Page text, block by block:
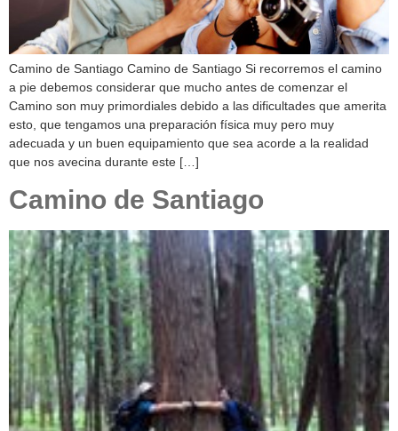
Camino de Santiago Camino de Santiago Si recorremos el camino
a pie debemos considerar que mucho antes de comenzar el
Camino son muy primordiales debido a las dificultades que amerita
esto, que tengamos una preparación física muy pero muy
adecuada y un buen equipamiento que sea acorde a la realidad
que nos avecina durante este […]
Camino de Santiago